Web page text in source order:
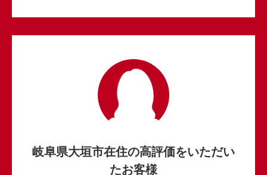
岐阜県大垣市在住の高評価をいただい
たお客様